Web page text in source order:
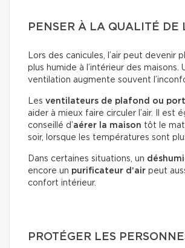
PENSER À LA QUALITÉ DE
Lors des canicules, l’air peut devenir
plus humide à l’intérieur des maisons.
ventilation augmente souvent
Les ventilateurs de plafond ou
aider à mieux faire circuler l’air. Il est
conseillé d’aérer la maison tôt le
soir, lorsque les températures sont
Dans certaines situations, un
encore un purificateur d’air peut
confort intérieur.
PROTÉGER LES